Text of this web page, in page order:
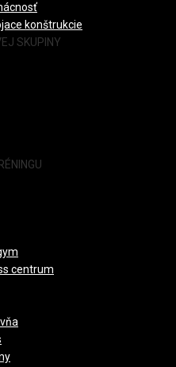
konštrukcie
SKUPINY
centrum